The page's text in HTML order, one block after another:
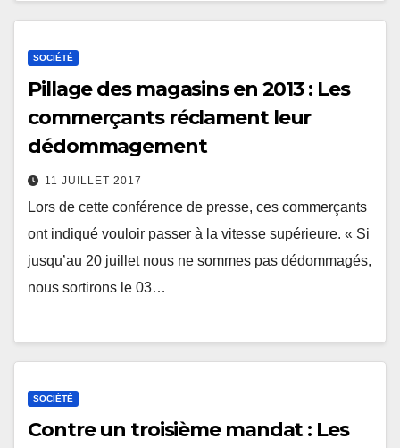
SOCIÉTÉ
Pillage des magasins en 2013 : Les
commerçants réclament leur
dédommagement
11 JUILLET 2017
Lors de cette conférence de presse, ces commerçants
ont indiqué vouloir passer à la vitesse supérieure. « Si
jusqu’au 20 juillet nous ne sommes pas dédommagés,
nous sortirons le 03…
SOCIÉTÉ
Contre un troisième mandat : Les